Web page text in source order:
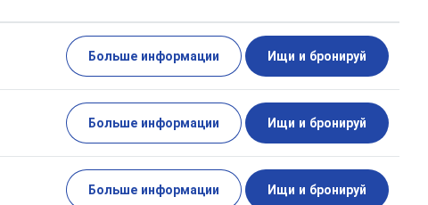
Больше информации Ищи и бронируй
Больше информации Ищи и бронируй
Больше информации Ищи и бронируй